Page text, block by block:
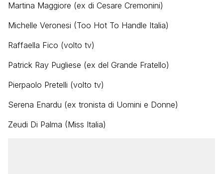
Martina Maggiore (ex di Cesare Cremonini)
Michelle Veronesi (Too Hot To Handle Italia)
Raffaella Fico (volto tv)
Patrick Ray Pugliese (ex del Grande Fratello)
Pierpaolo Pretelli (volto tv)
Serena Enardu (ex tronista di Uomini e Donne)
Zeudi Di Palma (Miss Italia)